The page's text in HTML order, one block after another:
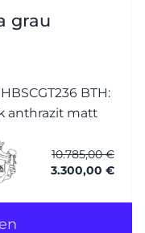
grau
50,0 x 133,5 cm Lack anthrazit matt
10.785,00 €
3.300,00 €